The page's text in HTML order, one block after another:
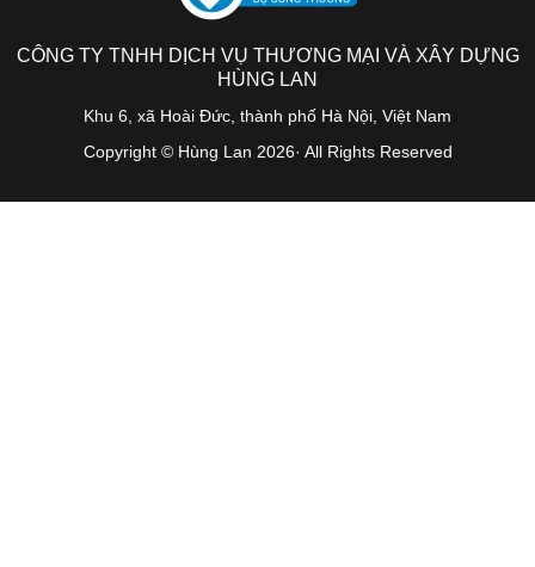
CÔNG TY TNHH DỊCH VỤ THƯƠNG MẠI VÀ XÂY DỰNG
HÙNG LAN
Khu 6, xã Hoài Đức, thành phố Hà Nội, Việt Nam
Copyright © Hùng Lan 2026· All Rights Reserved